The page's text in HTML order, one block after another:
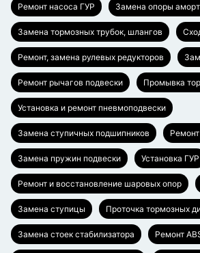
Ремонт насоса ГУР Замена опоры
Замена тормозных трубок, шлангов
Ремонт, замена рулевых редукторов
Ремонт рычагов подвески Промывка
Установка и ремонт пневмоподвески
Замена ступичных подшипников
Замена пружин подвески Установка ГУР
Ремонт и восстановление шаровых опор
Замена ступицы Проточка тормозных
Замена стоек стабилизатора Ремонт